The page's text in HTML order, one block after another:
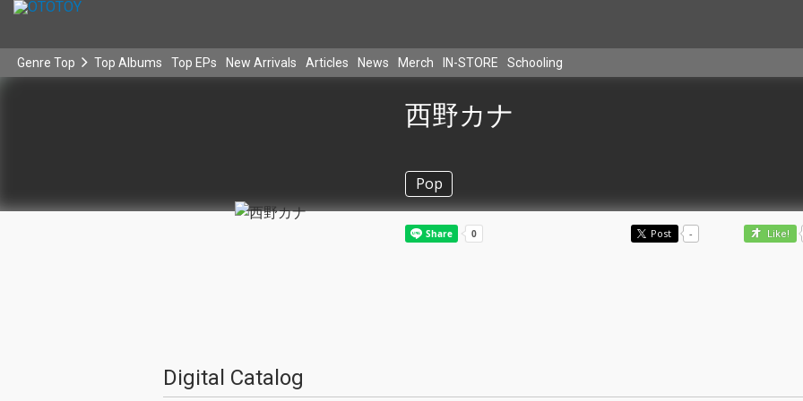
Genre Top Top Albums Top EPs New Arrivals Articles News Merch IN-STORE Schooling
西野カナ
Pop
Post - Like!
Digital Catalog